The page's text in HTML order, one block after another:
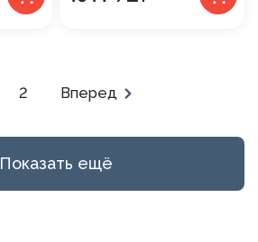
2 Вперед
Показать ещё